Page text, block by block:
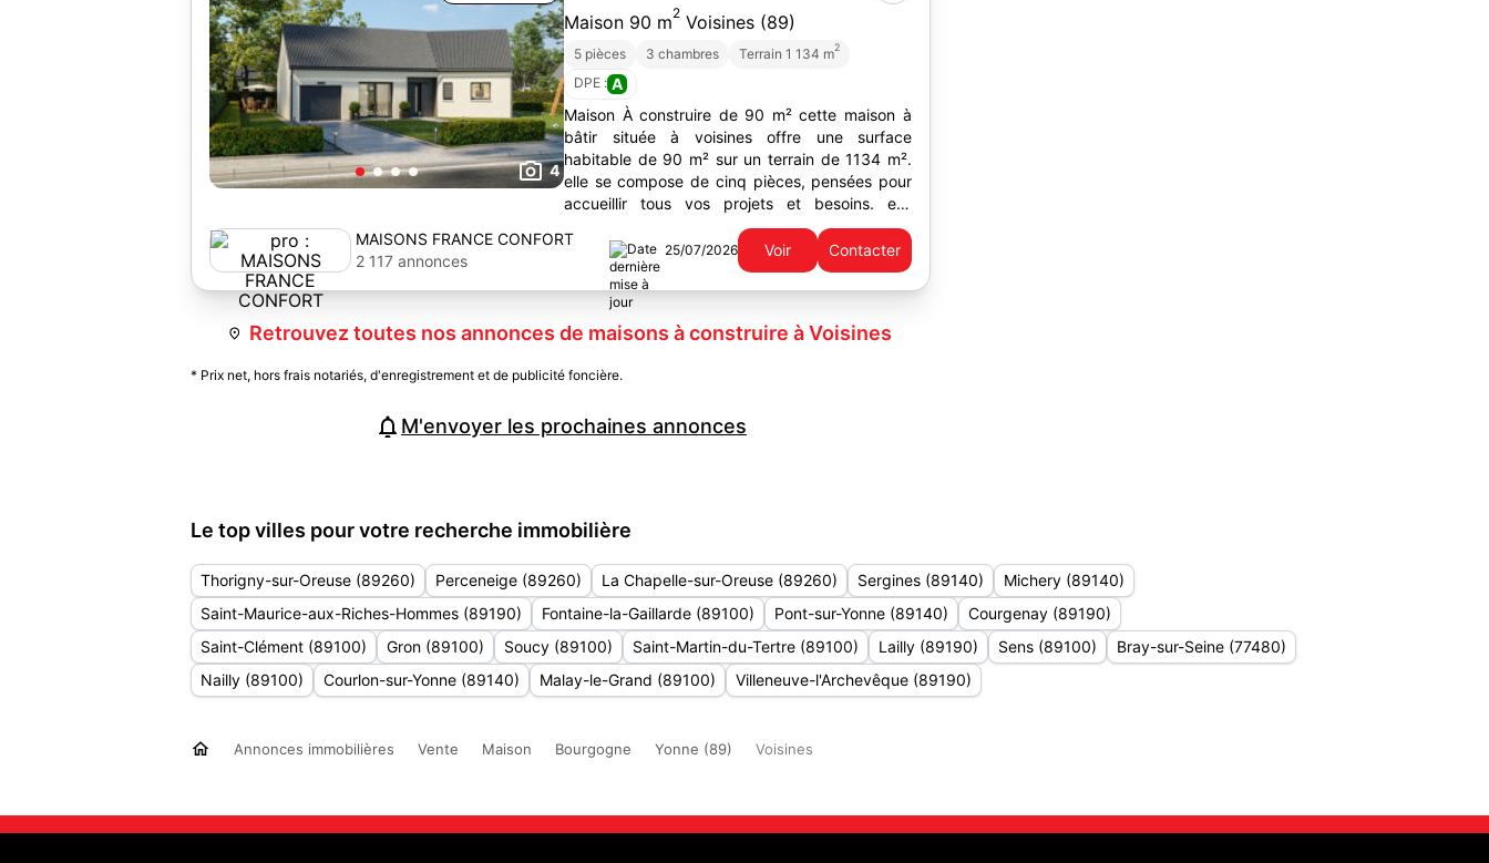
4
Maison 90 m2 Voisines (89)
5 pièces 3 chambres Terrain 1 134 m2
DPE : A
Maison À construire de 90 m² cette maison à
bâtir située à voisines offre une surface
habitable de 90 m² sur un terrain de 1134 m².
elle se compose de cinq pièces, pensées pour
accueillir tous vos projets et besoins. elle
MAISONS FRANCE CONFORT
2 117 annonces
25/07/2026 Voir Contacter
Retrouvez toutes nos annonces de maisons à construire à Voisines
* Prix net, hors frais notariés, d'enregistrement et de publicité foncière.
M'envoyer les prochaines annonces
Le top villes pour votre recherche immobilière
Thorigny-sur-Oreuse (89260) Perceneige (89260) La Chapelle-sur-Oreuse (89260) Sergines (89140)
Michery (89140)
Saint-Maurice-aux-Riches-Hommes (89190)
Fontaine-la-Gaillarde (89100) Pont-sur-Yonne (89140)
Courgenay (89190)
Saint-Clément (89100)
Gron (89100) Soucy (89100) Saint-Martin-du-Tertre (89100) Lailly (89190) Sens (89100)
Bray-sur-Seine (77480)
Nailly (89100)
Courlon-sur-Yonne (89140) Malay-le-Grand (89100) Villeneuve-l'Archevêque (89190)
Annonces immobilières Vente Maison Bourgogne Yonne (89) Voisines